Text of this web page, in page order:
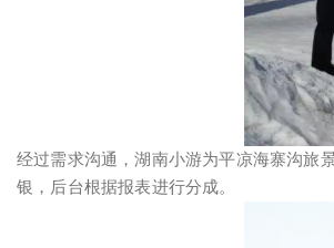
经过需求沟通，湖南小游为平凉海寨沟旅
银，后台根据报表进行分成。